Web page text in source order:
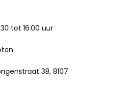
tot 16:00 uur
38, 8107